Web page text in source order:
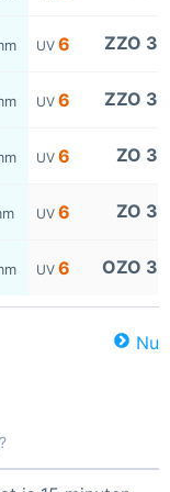
UV 6 ZZO 3
UV 6 ZZO 3
UV 6 ZO 3
UV 6 ZO 3
UV 6 OZO 3
Nu